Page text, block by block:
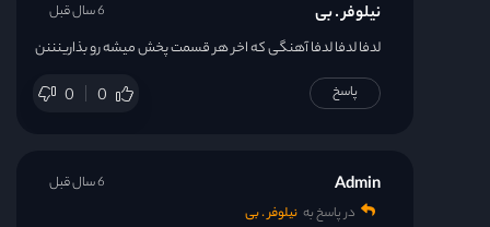
نیلوفر . بی
لدفا لدفا لدفا آهنگی که اخر هر قسمت پخش میشه رو بذارینننن
0 0
6 سال قبل
پاسخ
Admin
در پاسخ به نیلوفر . بی
6 سال قبل